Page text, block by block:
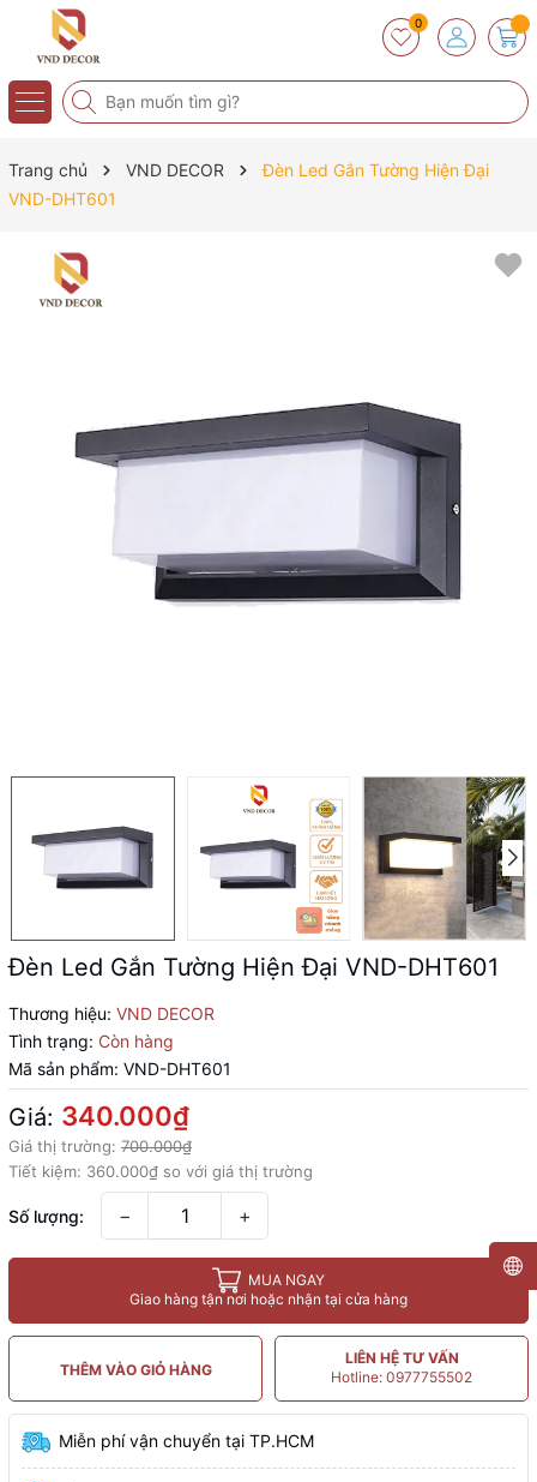
0
Trang chủ VND DECOR
Đèn Led Gắn Tường Hiện Đại
VND-DHT601
Đèn Led Gắn Tường Hiện Đại VND-DHT601
Thương hiệu: VND DECOR
Tình trạng: Còn hàng
Mã sản phẩm: VND-DHT601
Giá: 340.000₫
Giá thị trường: 700.000₫
Tiết kiệm: 360.000₫ so với giá thị trường
Số lượng: − +
MUA NGAY
Giao hàng tận nơi hoặc nhận tại cửa hàng
THÊM VÀO GIỎ HÀNG
LIÊN HỆ TƯ VẤN
Hotline: 0977755502
Miễn phí vận chuyển tại TP.HCM